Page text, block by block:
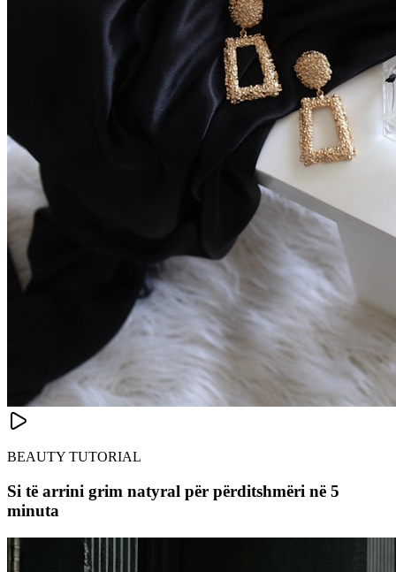
BEAUTY TUTORIAL
Si të arrini grim natyral për përditshmëri në 5
minuta